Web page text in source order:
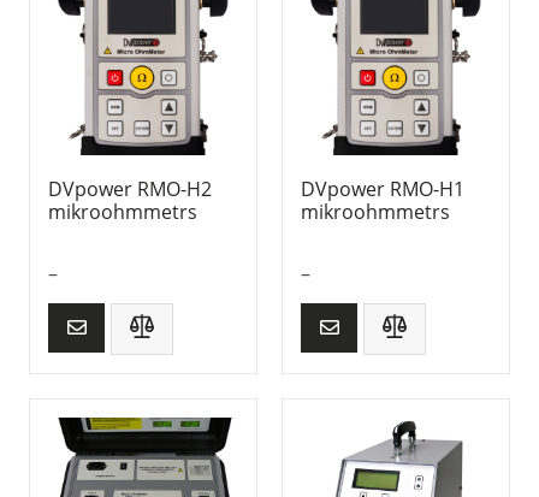
DVpower RMO-H2
mikroohmmetrs
–
DVpower RMO-H1
mikroohmmetrs
–